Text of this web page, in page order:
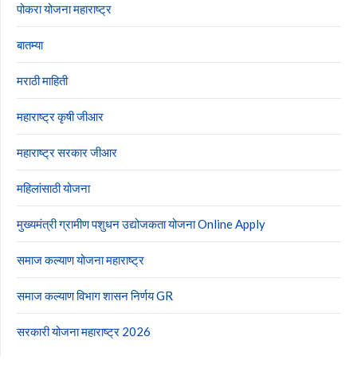
पोकरा योजना महाराष्ट्र
बातम्या
मराठी माहिती
महाराष्ट्र कृषी जीआर
महाराष्ट्र सरकार जीआर
महिलांसाठी योजना
मुख्यमंत्री ग्रामीण पशुधन उद्योजकता योजना Online Apply
समाज कल्याण योजना महाराष्ट्र
समाज कल्याण विभाग शासन निर्णय GR
सरकारी योजना महाराष्ट्र 2026